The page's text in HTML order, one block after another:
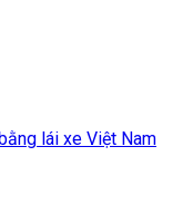
lái xe Việt Nam